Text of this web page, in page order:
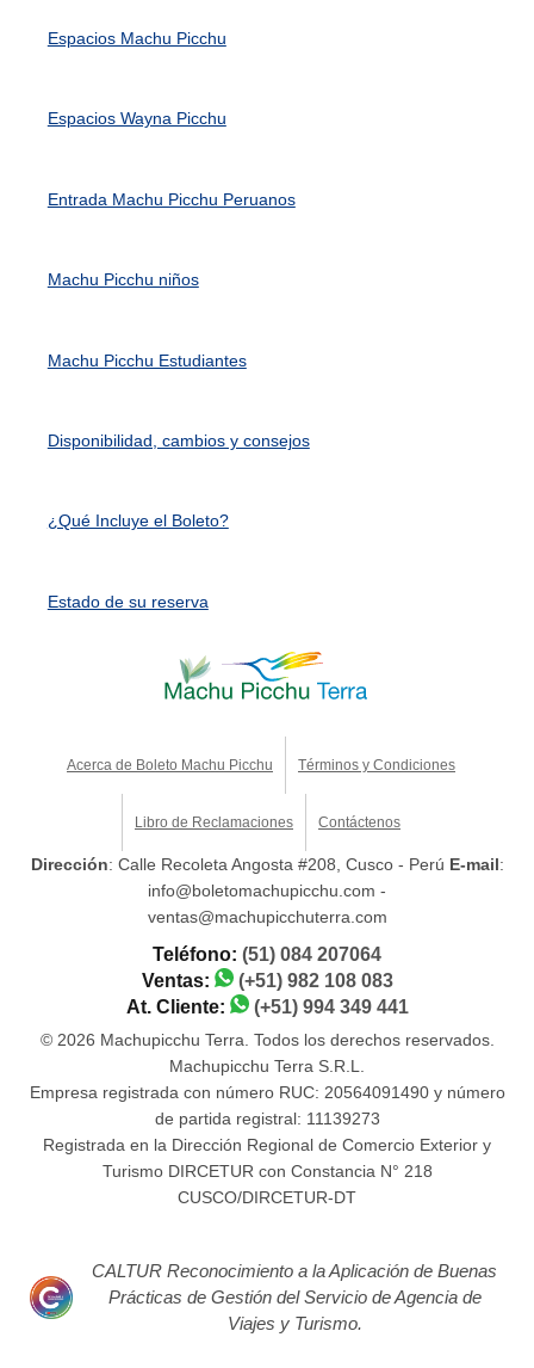
Espacios Machu Picchu
Espacios Wayna Picchu
Entrada Machu Picchu Peruanos
Machu Picchu niños
Machu Picchu Estudiantes
Disponibilidad, cambios y consejos
¿Qué Incluye el Boleto?
Estado de su reserva
Acerca de Boleto Machu Picchu Términos y Condiciones
Libro de Reclamaciones Contáctenos
Dirección: Calle Recoleta Angosta #208, Cusco - Perú E-mail:
info@boletomachupicchu.com -
ventas@machupicchuterra.com
Teléfono: (51) 084 207064
Ventas:
(+51) 982 108 083
At. Cliente:
(+51) 994 349 441
© 2026 Machupicchu Terra. Todos los derechos reservados.
Machupicchu Terra S.R.L.
Empresa registrada con número RUC: 20564091490 y número
de partida registral: 11139273
Registrada en la Dirección Regional de Comercio Exterior y
Turismo DIRCETUR con Constancia N° 218
CUSCO/DIRCETUR-DT
CALTUR Reconocimiento a la Aplicación de Buenas
Prácticas de Gestión del Servicio de Agencia de
Viajes y Turismo.